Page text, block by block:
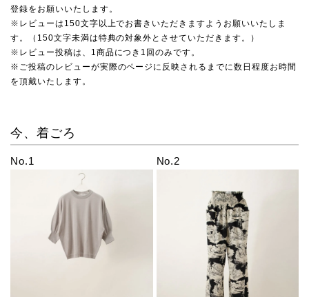
登録をお願いいたします。
※レビューは150文字以上でお書きいただきますようお願いいたしま
す。（150文字未満は特典の対象外とさせていただきます。）
※レビュー投稿は、1商品につき1回のみです。
※ご投稿のレビューが実際のページに反映されるまでに数日程度お時間
を頂戴いたします。
今、着ごろ
No.1 No.2